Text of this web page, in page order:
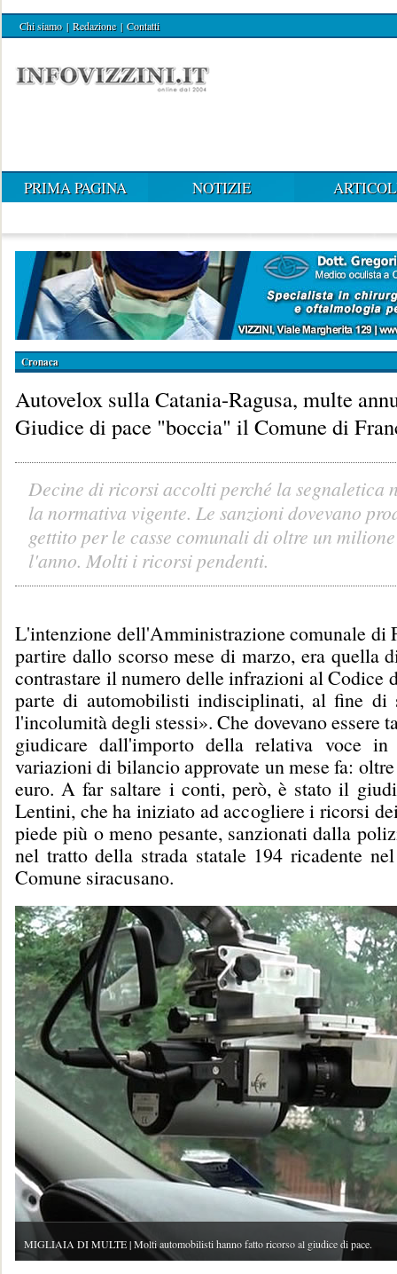
Chi siamo | Redazione | Contatti
PRIMA PAGINA NOTIZIE
Cronaca
Autovelox sulla Catania-Ragusa, multe
Giudice di pace "boccia" il Comune di
Decine di ricorsi accolti perché la segnaletica
la normativa vigente. Le sanzioni dovevano
gettito per le casse comunali di oltre un
l'anno. Molti i ricorsi pendenti.
L'intenzione dell'Amministrazione comunale di
partire dallo scorso mese di marzo, era quella
contrastare il numero delle infrazioni al Codice
parte di automobilisti indisciplinati, al fine di
l'incolumità degli stessi». Che dovevano essere
giudicare dall'importo della relativa voce in
variazioni di bilancio approvate un mese fa:
euro. A far saltare i conti, però, è stato il
Lentini, che ha iniziato ad accogliere i ricorsi
piede più o meno pesante, sanzionati dalla
nel tratto della strada statale 194 ricadente
Comune siracusano.
MIGLIAIA DI MULTE | Molti automobilisti hanno fatto ricorso al giudice di pace.